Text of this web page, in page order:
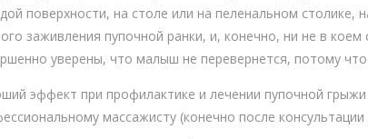
поверхности, на столе или на пеленальном
заживления пупочной ранки, и, конечно, ни не в
уверены, что малыш не перевернется, потому
эффект при профилактике и лечении пупочной
массажисту (конечно после